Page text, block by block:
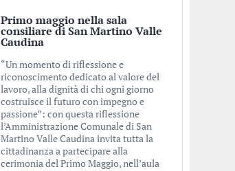
Primo maggio nella sala
consiliare di San Martino Valle
Caudina
“Un momento di riflessione e
riconoscimento dedicato al valore del
lavoro, alla dignità di chi ogni giorno
costruisce il futuro con impegno e
passione”: con questa riflessione
l’Amministrazione Comunale di San
Martino Valle Caudina invita tutta la
cittadinanza a partecipare alla
cerimonia del Primo Maggio, nell’aula